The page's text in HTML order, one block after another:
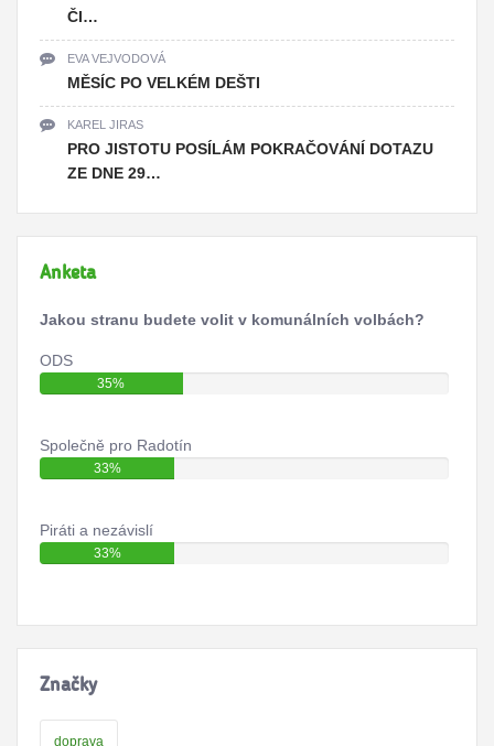
ČI…
EVA VEJVODOVÁ
MĚSÍC PO VELKÉM DEŠTI
KAREL JIRAS
PRO JISTOTU POSÍLÁM POKRAČOVÁNÍ DOTAZU
ZE DNE 29…
Anketa
Jakou stranu budete volit v komunálních volbách?
ODS
35%
Společně pro Radotín
33%
Piráti a nezávislí
33%
Značky
doprava